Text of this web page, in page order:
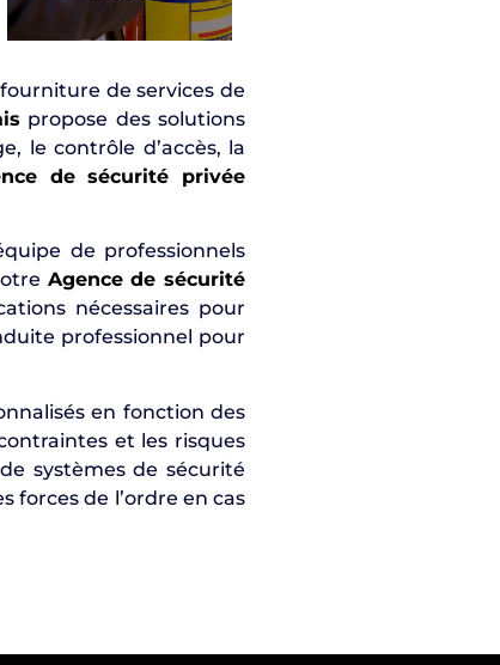
de services de
propose des solutions
le contrôle d’accès, la
de sécurité privée
de professionnels
Agence de sécurité
nécessaires pour
professionnel pour
en fonction des
et les risques
systèmes de sécurité
forces de l’ordre en cas